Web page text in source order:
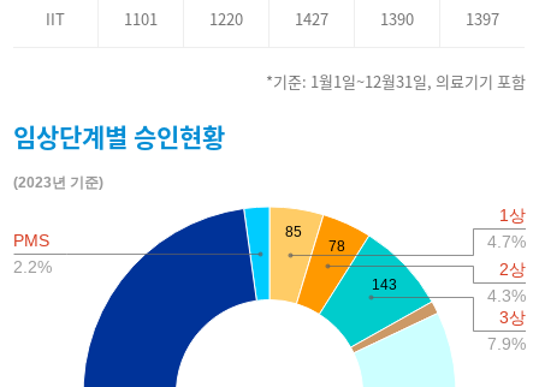
IIT 1101 1220 1427 1390 1397
*기준: 1월1일~12월31일, 의료기기 포함
임상단계별 승인현황
(2023년 기준)
85
78
143
1상
4.7%
2상
4.3%
3상
7.9%
PMS
2.2%